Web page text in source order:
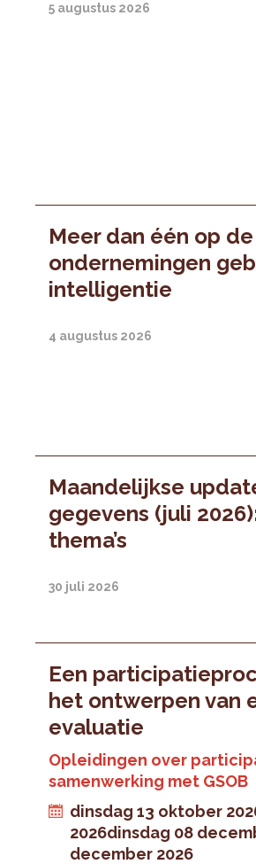
5 augustus 2026
Meer dan één op
ondernemingen
intelligentie
4 augustus 2026
Maandelijkse
gegevens (juli
thema’s
30 juli 2026
Een
het ontwerpen van
evaluatie
Opleidingen over
samenwerking met GSOB
dinsdag 13 oktober
2026dinsdag 08
december 2026